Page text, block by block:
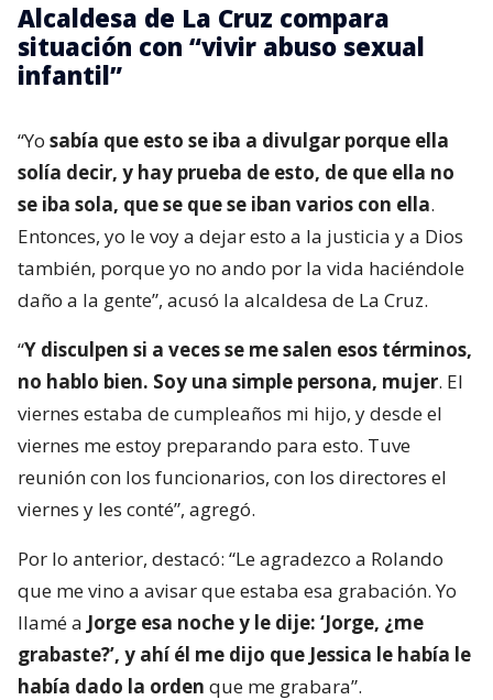
Alcaldesa de La Cruz compara
situación con “vivir abuso sexual
infantil”
“Yo sabía que esto se iba a divulgar porque ella
solía decir, y hay prueba de esto, de que ella no
se iba sola, que se que se iban varios con ella.
Entonces, yo le voy a dejar esto a la justicia y a Dios
también, porque yo no ando por la vida haciéndole
daño a la gente”, acusó la alcaldesa de La Cruz.
“Y disculpen si a veces se me salen esos términos,
no hablo bien. Soy una simple persona, mujer. El
viernes estaba de cumpleaños mi hijo, y desde el
viernes me estoy preparando para esto. Tuve
reunión con los funcionarios, con los directores el
viernes y les conté”, agregó.
Por lo anterior, destacó: “Le agradezco a Rolando
que me vino a avisar que estaba esa grabación. Yo
llamé a Jorge esa noche y le dije: ‘Jorge, ¿me
grabaste?’, y ahí él me dijo que Jessica le había le
había dado la orden que me grabara”.